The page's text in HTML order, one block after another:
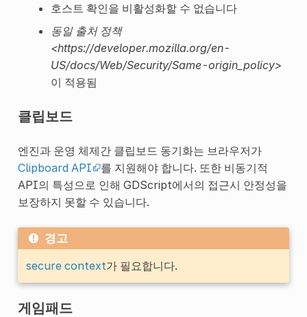
호스트 확인을 비활성화할 수 없습니다
동일 출처 정책
<https://developer.mozilla.org/en-
US/docs/Web/Security/Same-origin_policy>
이 적용됨
클립보드
엔진과 운영 체제간 클립보드 동기화는 브라우저가
Clipboard API
를 지원해야 합니다. 또한 비동기적
API의 특성으로 인해 GDScript에서의 접근시 안정성을
보장하지 못할 수 있습니다.
경고
secure context가 필요합니다.
게임패드